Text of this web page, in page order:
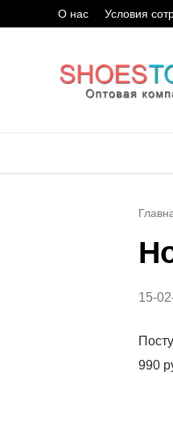
О нас Условия
15-
990